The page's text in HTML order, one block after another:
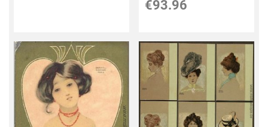
€93.96